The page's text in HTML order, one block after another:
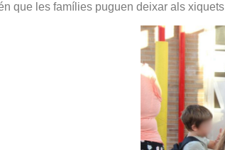
que les famílies puguen deixar als